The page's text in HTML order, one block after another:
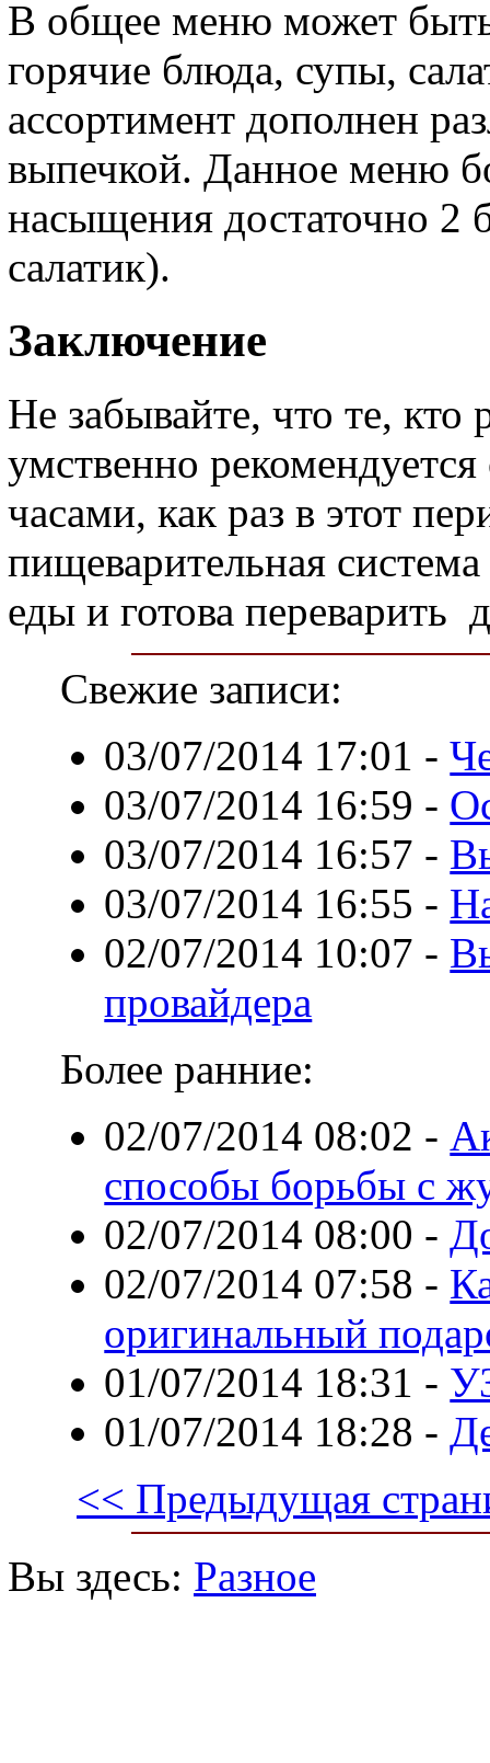
В общее меню может
горячие блюда, супы,
ассортимент дополнен
выпечкой. Данное меню
насыщения достаточно 2
салатик).
Заключение
Не забывайте, что те, кто
умственно
часами, как раз в этот
пищеварительная
еды и готова переварить
Свежие записи:
03/07/2014 17:01 -
03/07/2014 16:59 -
03/07/2014 16:57 -
03/07/2014 16:55 -
02/07/2014 10:07 -
провайдера
Более ранние:
02/07/2014 08:02 -
способы борьбы с
02/07/2014 08:00 -
02/07/2014 07:58 -
оригинальный
01/07/2014 18:31 -
01/07/2014 18:28 -
<< Предыдущая
Вы здесь: Разное